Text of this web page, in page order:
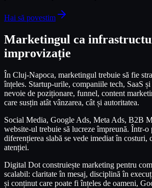
Hai să povestim
Marketingul ca
improvizație
În Cluj-Napoca, marketingul trebuie să fie
înțeles. Startup-urile, companiile tech, SaaS
nevoie de poziționare, funnel, content
care susțin atât vânzarea, cât și autoritatea.
Social Media, Google Ads, Meta Ads, B2B
website-ul trebuie să lucreze împreună. Într-o
diferențierea slabă se vede imediat în costuri,
atenției.
Digital Dot construiește marketing pentru
scalabil: claritate în mesaj, disciplină în
și conținut care poate fi înțeles de oameni,